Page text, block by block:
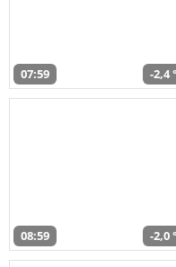
07:59 -2,4
08:59 -2,0